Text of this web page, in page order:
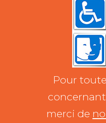
Pour
merci de